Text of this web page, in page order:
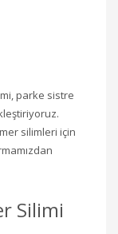
parke sistre
silimleri için
Silimi